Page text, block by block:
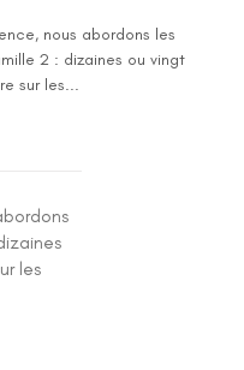
nous abordons les
2 : dizaines ou vingt
sur les...
les